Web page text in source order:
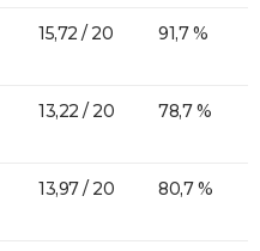
15,72 / 20 91,7 %
13,22 / 20 78,7 %
13,97 / 20 80,7 %